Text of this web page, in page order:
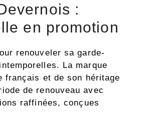
:
en promotion
renouveler sa garde-
La marque
français et de son héritage
de renouveau avec
raffinées, conçues